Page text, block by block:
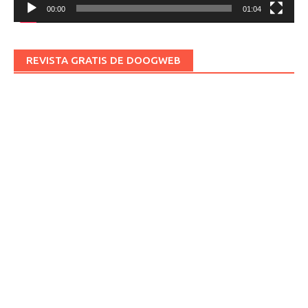
00:00 01:04
REVISTA GRATIS DE DOOGWEB